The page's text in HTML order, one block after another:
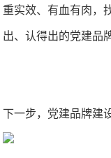
重实效、有血有肉，
出、认得出的党建品
下一步，党建品牌建